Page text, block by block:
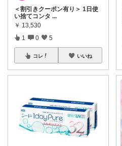
＜割引きクーポン有り＞ 1日使
い捨てコンタ ...
￥ 13,530
1 0 5
コレ いいね